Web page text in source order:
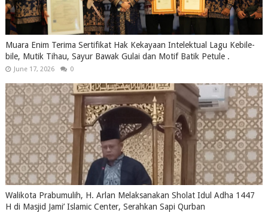
Muara Enim Terima Sertifikat Hak Kekayaan Intelektual Lagu Kebile-
bile, Mutik Tihau, Sayur Bawak Gulai dan Motif Batik Petule .
June 17, 2026 0
Walikota Prabumulih, H. Arlan Melaksanakan Sholat Idul Adha 1447
H di Masjid Jami’ Islamic Center, Serahkan Sapi Qurban